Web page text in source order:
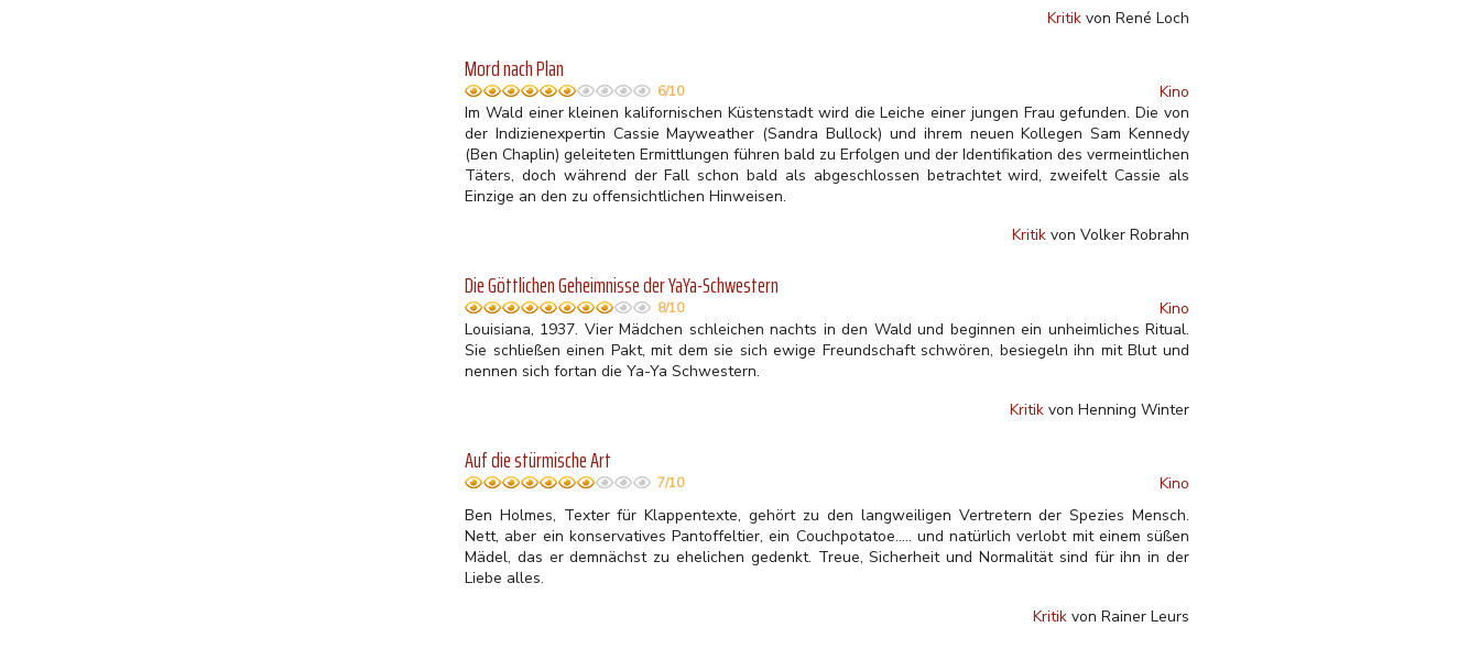
Kritik von René Loch
Mord nach Plan
6/10
Kino
Im Wald einer kleinen kalifornischen Küstenstadt wird die Leiche einer jungen Frau gefunden. Die von
der Indizienexpertin Cassie Mayweather (Sandra Bullock) und ihrem neuen Kollegen Sam Kennedy
(Ben Chaplin) geleiteten Ermittlungen führen bald zu Erfolgen und der Identifikation des vermeintlichen
Täters, doch während der Fall schon bald als abgeschlossen betrachtet wird, zweifelt Cassie als
Einzige an den zu offensichtlichen Hinweisen.
Kritik von Volker Robrahn
Die Göttlichen Geheimnisse der YaYa-Schwestern
8/10
Kino
Louisiana, 1937. Vier Mädchen schleichen nachts in den Wald und beginnen ein unheimliches Ritual.
Sie schließen einen Pakt, mit dem sie sich ewige Freundschaft schwören, besiegeln ihn mit Blut und
nennen sich fortan die Ya-Ya Schwestern.
Kritik von Henning Winter
Auf die stürmische Art
7/10
Kino
Ben Holmes, Texter für Klappentexte, gehört zu den langweiligen Vertretern der Spezies Mensch.
Nett, aber ein konservatives Pantoffeltier, ein Couchpotatoe..... und natürlich verlobt mit einem süßen
Mädel, das er demnächst zu ehelichen gedenkt. Treue, Sicherheit und Normalität sind für ihn in der
Liebe alles.
Kritik von Rainer Leurs